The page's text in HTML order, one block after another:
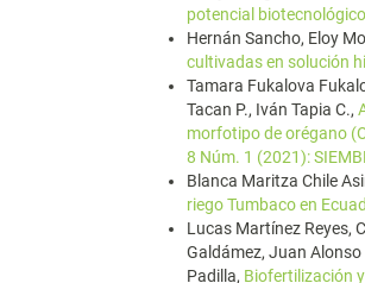
potencial
Hernán Sancho, Eloy
cultivadas en solución
Tamara Fukalova
Tacan P., Iván Tapia C.,
morfotipo de orégano
8 Núm. 1 (2021):
Blanca Maritza Chile
riego Tumbaco en
Lucas Martínez Reyes,
Galdámez, Juan
Padilla, Biofertilización